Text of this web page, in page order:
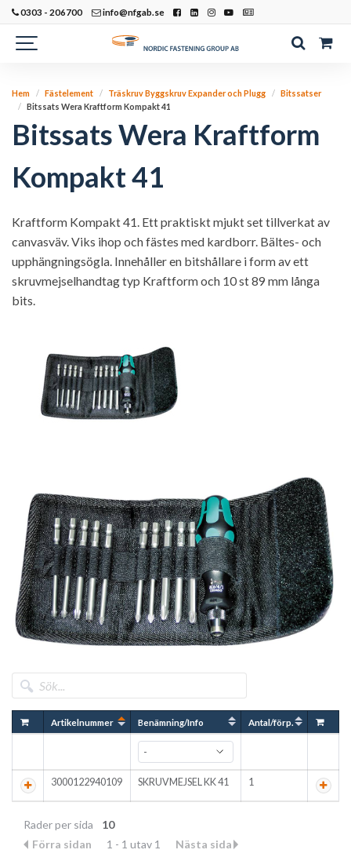
0303 - 206700 info@nfgab.se
Hem Fästelement Träskruv Byggskruv Expander och Plugg
Bitssatser
Bitssats Wera Kraftform Kompakt 41
Bitssats Wera Kraftform
Kompakt 41
Kraftform Kompakt 41. Ett praktiskt mjukt set tillverkat av
canvasväv. Viks ihop och fästes med kardborr. Bältes- och
upphängningsögla. Innehåller en bitshållare i form av ett
skruvmejselhandtag typ Kraftform och 10 st 89 mm långa
bits.
Artikelnummer Benämning/Info Antal/förp.
3000122940109 SKRUVMEJSEL KK 41 1
Rader per sida
10
Förra sidan
1 - 1 utav 1 Nästa sida